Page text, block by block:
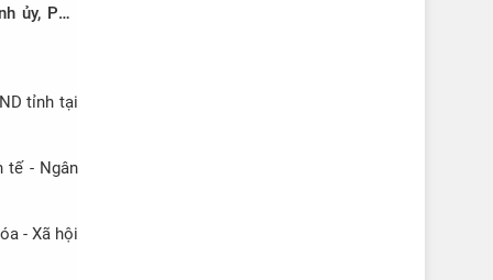
ủy, Phó
tỉnh tại
tế - Ngân
- Xã hội